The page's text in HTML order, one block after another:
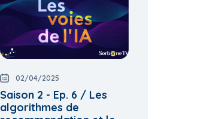
02/04/2025
Saison 2 - Ep. 6 / Les
algorithmes de